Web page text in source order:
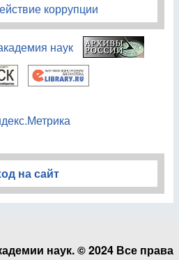
коррупции
на сайт
наук. © 2024 Все права